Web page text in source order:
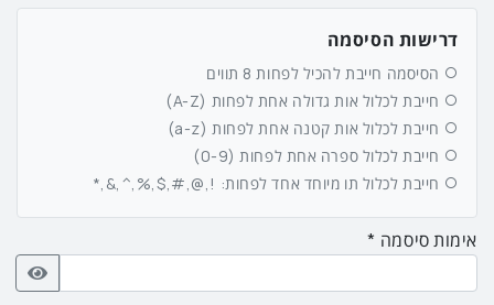
דרישות הסיסמה
הסיסמה חייבת להכיל לפחות 8 תווים
חייבת לכלול אות גדולה אחת לפחות (A-Z)
חייבת לכלול אות קטנה אחת לפחות (a-z)
חייבת לכלול ספרה אחת לפחות (0-9)
חייבת לכלול תו מיוחד אחד לפחות: !,@,#,$,%,^,&,*
אימות סיסמה